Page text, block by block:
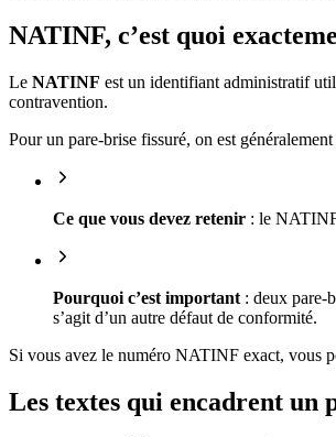
NATINF, c’est quoi
Le NATINF est un identifiant administratif
contravention.
Pour un pare-brise fissuré, on est
Ce que vous devez retenir : le
Pourquoi c’est important : deux pare-
s’agit d’un autre défaut de conformité.
Si vous avez le numéro NATINF exact, vous
Les textes qui encadrent un